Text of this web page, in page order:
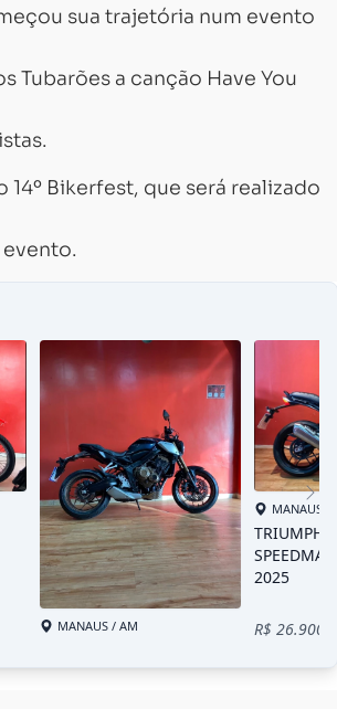
sua trajetória num evento
Tubarões a canção Have You
Bikerfest, que será realizado